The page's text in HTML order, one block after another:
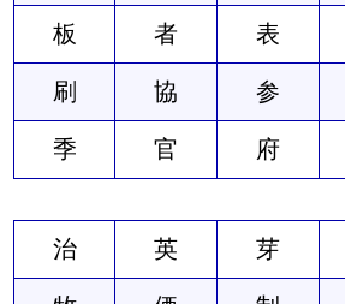
板 者 表
刷 協 参
季 官 府
治 英 芽